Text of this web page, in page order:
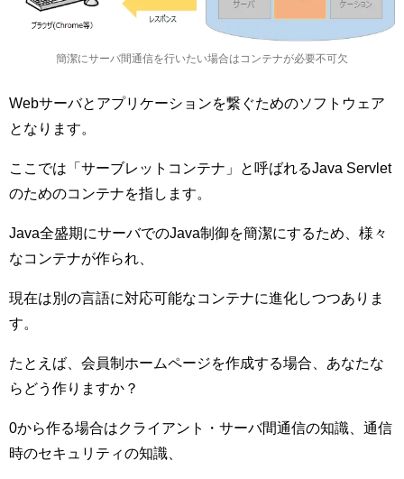
簡潔にサーバ間通信を行いたい場合はコンテナが必要不可欠
Webサーバとアプリケーションを繋ぐためのソフトウェア
となります。
ここでは「サーブレットコンテナ」と呼ばれるJava Servlet
のためのコンテナを指します。
Java全盛期にサーバでのJava制御を簡潔にするため、様々
なコンテナが作られ、
現在は別の言語に対応可能なコンテナに進化しつつありま
す。
たとえば、会員制ホームページを作成する場合、あなたな
らどう作りますか？
0から作る場合はクライアント・サーバ間通信の知識、通信
時のセキュリティの知識、